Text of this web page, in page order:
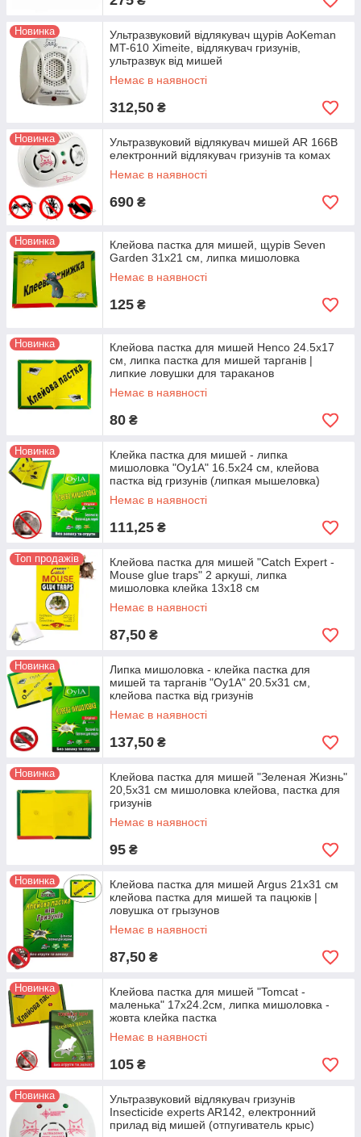
Новинка
Ультразвуковий відлякувач щурів AoKeman
MT-610 Ximeite, відлякувач гризунів,
ультразвук від мишей
Немає в наявності
312,50 ₴
Новинка
Ультразвуковий відлякувач мишей AR 166В
електронний відлякувач гризунів та комах
Немає в наявності
690 ₴
Новинка
Клейова пастка для мишей, щурів Seven
Garden 31х21 см, липка мишоловка
Немає в наявності
125 ₴
Новинка
Клейова пастка для мишей Henco 24.5х17
см, липка пастка для мишей тарганів |
липкие ловушки для тараканов
Немає в наявності
80 ₴
Новинка
Клейка пастка для мишей - липка
мишоловка "Oy1A" 16.5х24 см, клейова
пастка від гризунів (липкая мышеловка)
Немає в наявності
111,25 ₴
Топ продажів
Клейова пастка для мишей "Catch Expert -
Mouse glue traps" 2 аркуші, липка
мишоловка клейка 13х18 см
Немає в наявності
87,50 ₴
Новинка
Липка мишоловка - клейка пастка для
мишей та тарганів "Oy1A" 20.5х31 см,
клейова пастка від гризунів
Немає в наявності
137,50 ₴
Новинка
Клейова пастка для мишей "Зеленая Жизнь"
20,5x31 см мишоловка клейова, пастка для
гризунів
Немає в наявності
95 ₴
Новинка
Клейова пастка для мишей Argus 21х31 см
клейова пастка для мишей та пацюків |
ловушка от грызунов
Немає в наявності
87,50 ₴
Новинка
Клейова пастка для мишей "Tomcat -
маленька" 17х24.2см, липка мишоловка -
жовта клейка пастка
Немає в наявності
105 ₴
Новинка
Ультразвуковий відлякувач гризунів
Insecticide experts AR142, електронний
прилад від мишей (отпугиватель крыс)